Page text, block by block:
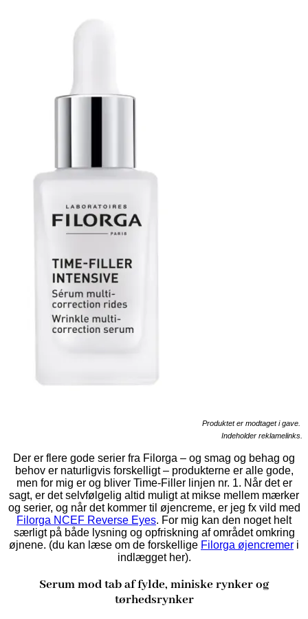
Produktet er modtaget i gave.
Indeholder reklamelinks.
Der er flere gode serier fra Filorga – og smag og behag og
behov er naturligvis forskelligt – produkterne er alle gode,
men for mig er og bliver Time-Filler linjen nr. 1. Når det er
sagt, er det selvfølgelig altid muligt at mikse mellem mærker
og serier, og når det kommer til øjencreme, er jeg fx vild med
Filorga NCEF Reverse Eyes. For mig kan den noget helt
særligt på både lysning og opfriskning af området omkring
øjnene. (du kan læse om de forskellige Filorga øjencremer i
indlægget her).
Serum mod tab af fylde, miniske rynker og
tørhedsrynker